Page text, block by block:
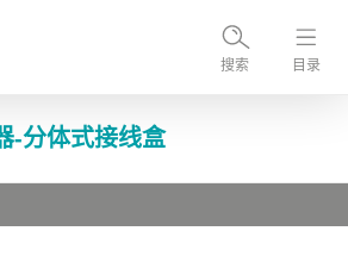
搜索 目录
-分体式接线盒